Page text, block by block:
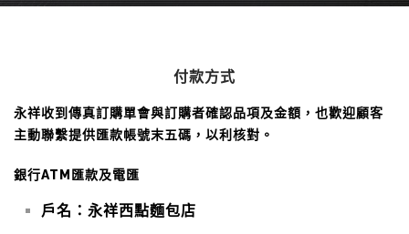
付款方式
永祥收到傳真訂購單會與訂購者確認品項及金額，也歡迎顧客
主動聯繫提供匯款帳號末五碼，以利核對。
銀行ATM匯款及電匯
戶名：永祥西點麵包店